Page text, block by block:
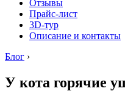
Отзывы
Прайс-лист
3D-тур
Описание и контакты
Блог ›
У кота горячие